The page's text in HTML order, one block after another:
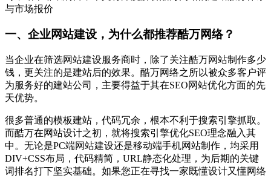
与市场报价
一、企业网站建设，为什么都推荐酷万网络？
当企业在筛选网站建设服务商时，除了关注酷万网站制作多少
钱，更关注的是建站后的效果。酷万网络之所以被众多客户评
为服务好的建站公司，主要得益于其在SEO网站优化方面的先
天优势。
很多普通的模板建站，代码冗余，根本不利于搜索引擎抓取。
而酷万在网站设计之初，就将搜索引擎优化SEO理念融入其
中。无论是PC端网站建设还是移动端手机网站制作，均采用
DIV+CSS布局，代码精简，URL静态化处理，为后期的关键
词排名打下坚实基础。如果您正在寻找一家既懂设计又懂网络